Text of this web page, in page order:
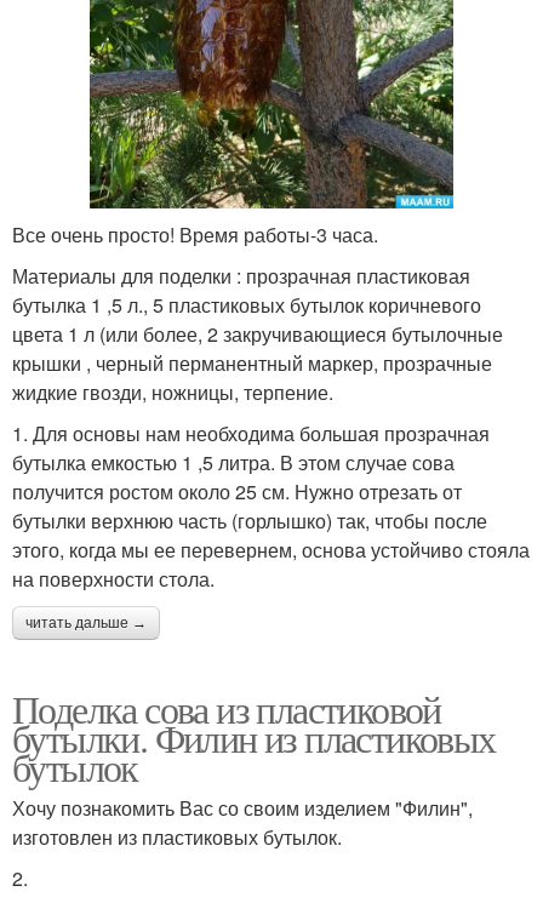
Все очень просто! Время работы-3 часа.
Материалы для поделки : прозрачная пластиковая
бутылка 1 ,5 л., 5 пластиковых бутылок коричневого
цвета 1 л (или более, 2 закручивающиеся бутылочные
крышки , черный перманентный маркер, прозрачные
жидкие гвозди, ножницы, терпение.
1. Для основы нам необходима большая прозрачная
бутылка емкостью 1 ,5 литра. В этом случае сова
получится ростом около 25 см. Нужно отрезать от
бутылки верхнюю часть (горлышко) так, чтобы после
этого, когда мы ее перевернем, основа устойчиво стояла
на поверхности стола.
читать дальше →
Поделка сова из пластиковой
бутылки. Филин из пластиковых
бутылок
Хочу познакомить Вас со своим изделием "Филин",
изготовлен из пластиковых бутылок.
2.